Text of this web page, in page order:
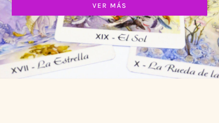
VER MÁS